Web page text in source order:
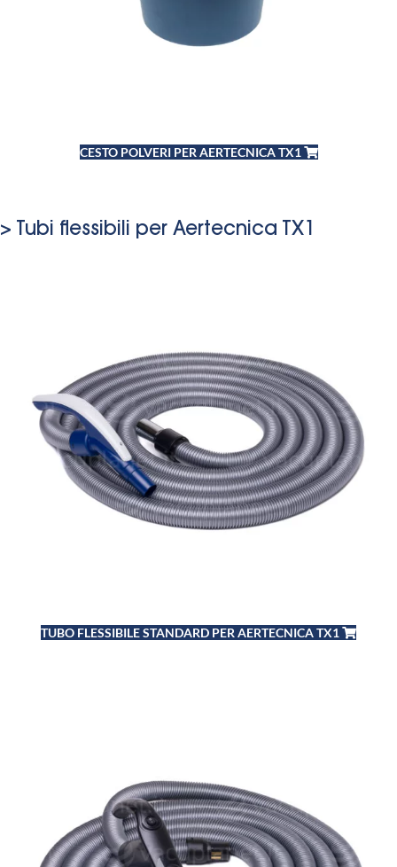
CESTO POLVERI PER AERTECNICA TX1
> Tubi flessibili per Aertecnica TX1
TUBO FLESSIBILE STANDARD PER AERTECNICA TX1